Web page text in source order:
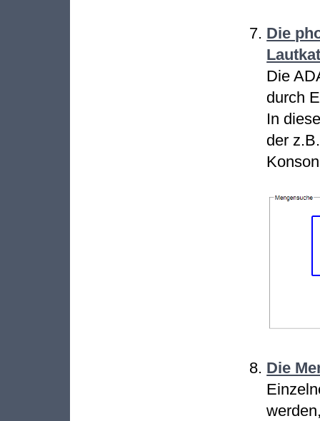
Die
Die
durch
In
der
Die